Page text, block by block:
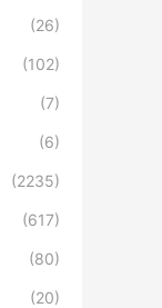
(26)
(102)
(7)
(6)
(2235)
(617)
(80)
(20)